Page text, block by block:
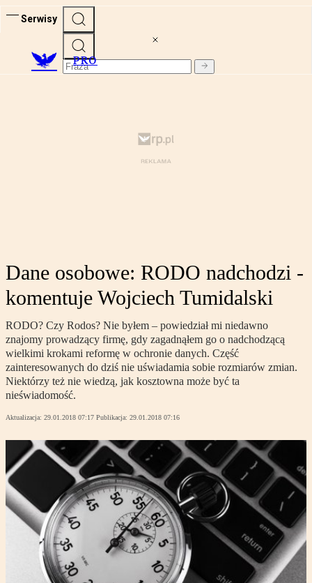
Serwisy
PRO
Dane osobowe: RODO nadchodzi -
komentuje Wojciech Tumidalski
RODO? Czy Rodos? Nie byłem – powiedział mi niedawno
znajomy prowadzący firmę, gdy zagadnąłem go o nadchodzącą
wielkimi krokami reformę w ochronie danych. Część
zainteresowanych do dziś nie uświadamia sobie rozmiarów zmian.
Niektórzy też nie wiedzą, jak kosztowna może być ta
nieświadomość.
Aktualizacja: 29.01.2018 07:17 Publikacja: 29.01.2018 07:16